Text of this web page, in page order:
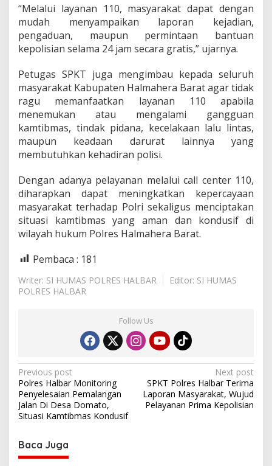
a
n
1
0
“Melalui layanan 110, masyarakat dapat dengan
mudah menyampaikan laporan kejadian,
pengaduan, maupun permintaan bantuan
kepolisian selama 24 jam secara gratis,” ujarnya.
Petugas SPKT juga mengimbau kepada seluruh
masyarakat Kabupaten Halmahera Barat agar tidak
ragu memanfaatkan layanan 110 apabila
menemukan atau mengalami gangguan
kamtibmas, tindak pidana, kecelakaan lalu lintas,
maupun keadaan darurat lainnya yang
membutuhkan kehadiran polisi.
Dengan adanya pelayanan melalui call center 110,
diharapkan dapat meningkatkan kepercayaan
masyarakat terhadap Polri sekaligus menciptakan
situasi kamtibmas yang aman dan kondusif di
wilayah hukum Polres Halmahera Barat.
Pembaca : 181
Writer: SI HUMAS POLRES HALBAR
Editor: SI HUMAS
POLRES HALBAR
Follow Us
P
o
s
n
a
Previous post
Polres Halbar Monitoring
Penyelesaian Pemalangan
Jalan Di Desa Domato,
Situasi Kamtibmas Kondusif
Next post
SPKT Polres Halbar Terima
Laporan Masyarakat, Wujud
Pelayanan Prima Kepolisian
Baca Juga